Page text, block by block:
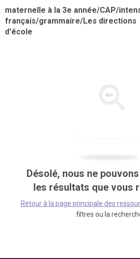
maternelle à la 3e année/CAP/
français/grammaire/Les directions
d'école
Désolé, nous ne
les résultats que vous
Retour à la page principale des
filtres ou la